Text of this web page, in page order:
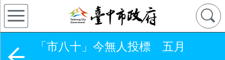
「市八十」今無人投標 五月